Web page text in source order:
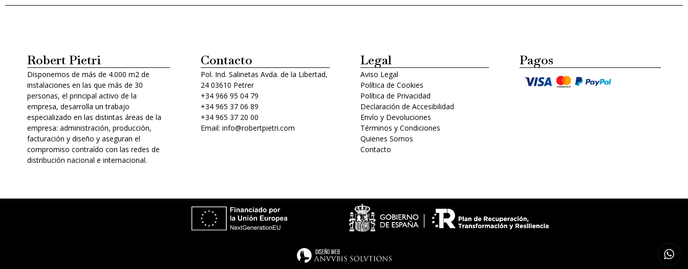
Robert Pietri
Disponemos de más de 4.000 m2 de
instalaciones en las que más de 30
personas, el principal activo de la
empresa, desarrolla un trabajo
especializado en las distintas áreas de la
empresa: administración, producción,
facturación y diseño y aseguran el
compromiso contraído con las redes de
distribución nacional e internacional.
Contacto
Pol. Ind. Salinetas Avda. de la Libertad,
24 03610 Petrer
+34 966 95 04 79
+34 965 37 06 89
+34 965 37 20 00
Email: info@robertpietri.com
Legal
Aviso Legal
Política de Cookies
Política de Privacidad
Declaración de Accesibilidad
Envío y Devoluciones
Términos y Condiciones
Quienes Somos
Contacto
Pagos